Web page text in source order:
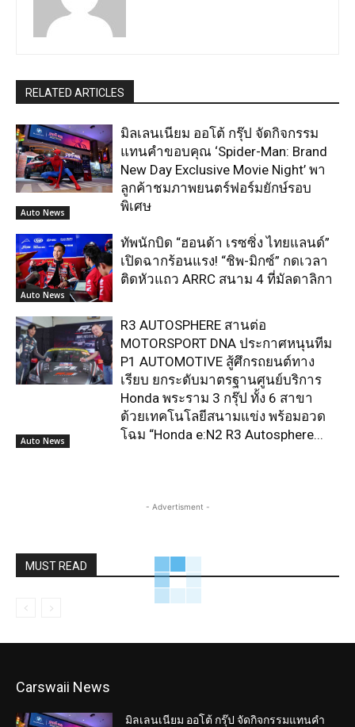
RELATED ARTICLES
Auto News
มิลเลนเนียม ออโต้ กรุ๊ป จัดกิจกรรม
แทนคำขอบคุณ ‘Spider-Man: Brand
New Day Exclusive Movie Night’ พา
ลูกค้าชมภาพยนตร์ฟอร์มยักษ์รอบ
พิเศษ
Auto News
ทัพนักบิด “ฮอนด้า เรซซิ่ง ไทยแลนด์”
เปิดฉากร้อนแรง! “ชิพ-มิกซ์” กดเวลา
ติดหัวแถว ARRC สนาม 4 ที่มัลดาลิกา
Auto News
R3 AUTOSPHERE สานต่อ
MOTORSPORT DNA ประกาศหนุนทีม
P1 AUTOMOTIVE สู้ศึกรถยนต์ทาง
เรียบ ยกระดับมาตรฐานศูนย์บริการ
Honda พระราม 3 กรุ๊ป ทั้ง 6 สาขา
ด้วยเทคโนโลยีสนามแข่ง พร้อมอวด
โฉม “Honda e:N2 R3 Autosphere...
- Advertisment -
MUST READ
Carswaii News
มิลเลนเนียม ออโต้ กรุ๊ป จัดกิจกรรมแทนคำ